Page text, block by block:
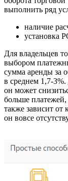
выполнить ряд
наличие
установка
Для владельцев
выбором
сумма аренды за
в среднем 1,7-
он может
больше
также зависит от
он вовсе